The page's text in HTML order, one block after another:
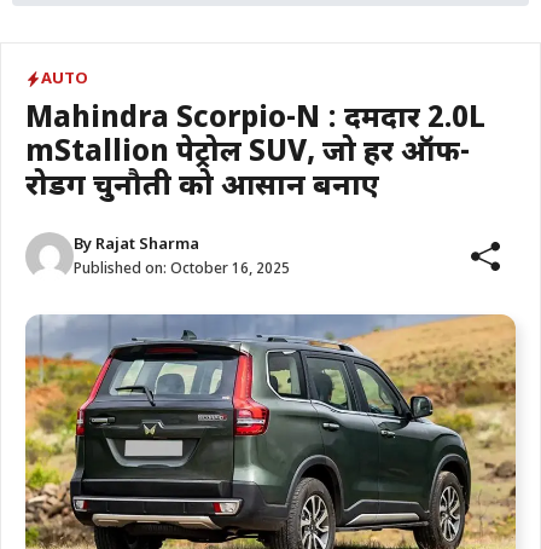
AUTO
Mahindra Scorpio-N : दमदार 2.0L
mStallion पेट्रोल SUV, जो हर ऑफ-
रोडिंग चुनौती को आसान बनाए
By Rajat Sharma
Published on: October 16, 2025